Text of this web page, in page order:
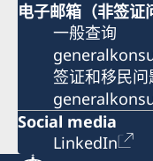
电子邮箱（非签证
一般查询
签证和移民问
Social media
LinkedIn